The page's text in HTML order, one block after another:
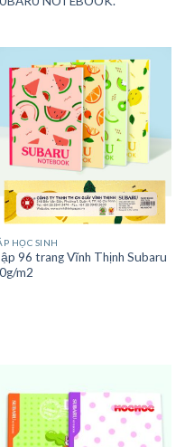
HỌC SINH
96 trang Vĩnh Thịnh Subaru
m2